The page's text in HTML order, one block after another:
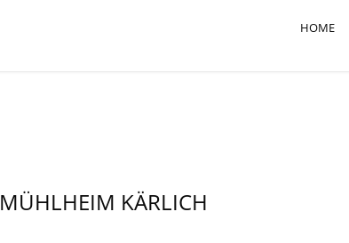
HOME
MÜHLHEIM KÄRLICH